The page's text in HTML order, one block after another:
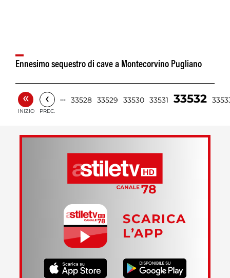
Ennesimo sequestro di cave a Montecorvino Pugliano
«
INIZIO
‹
PREC.
… 33528 33529 33530 33531 33532
SCARICA
L’APP